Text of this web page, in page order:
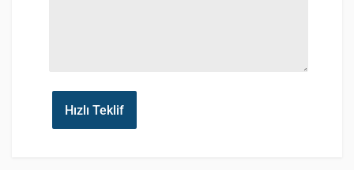
Hızlı Teklif